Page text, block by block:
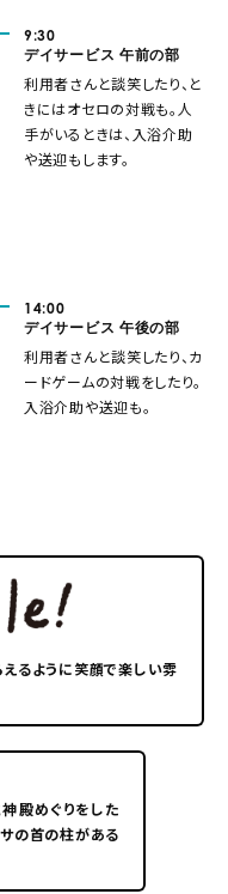
9:30
デイサービス 午前の部
利用者さんと談笑したり、と
きにはオセロの対戦も。人
手がいるときは、入浴介助
や送迎もします。
14:00
デイサービス 午後の部
利用者さんと談笑したり、カ
ードゲームの対戦をしたり。
入浴介助や送迎も。
るように笑顔で楽しい雰
殿めぐりをした
サの首の柱がある